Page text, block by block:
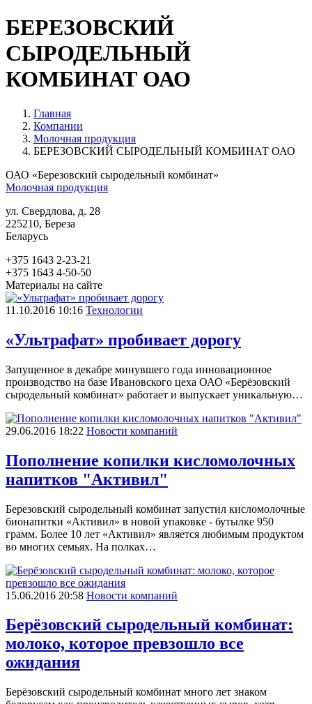
БЕРЕЗОВСКИЙ
СЫРОДЕЛЬНЫЙ
КОМБИНАТ ОАО
Главная
Компании
Молочная продукция
БЕРЕЗОВСКИЙ СЫРОДЕЛЬНЫЙ КОМБИНАТ ОАО
ОАО «Березовский сыродельный комбинат»
Молочная продукция
ул. Свердлова, д. 28
225210, Береза
Беларусь
+375 1643 2-23-21
+375 1643 4-50-50
Материалы на сайте
11.10.2016 10:16 Технологии
«Ультрафат» пробивает дорогу
Запущенное в декабре минувшего года инновационное
производство на базе Ивановского цеха ОАО «Берёзовский
сыродельный комбинат» работает и выпускает уникальную…
29.06.2016 18:22 Новости компаний
Пополнение копилки кисломолочных
напитков "Активил"
Березовский сыродельный комбинат запустил кисломолочные
бионапитки «Активил» в новой упаковке - бутылке 950
грамм. Более 10 лет «Активил» является любимым продуктом
во многих семьях. На полках…
15.06.2016 20:58 Новости компаний
Берёзовский сыродельный комбинат:
молоко, которое превзошло все
ожидания
Берёзовский сыродельный комбинат много лет знаком